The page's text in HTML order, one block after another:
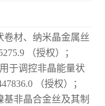
卷材、纳米晶金属丝
（授权）；
于调控非晶能量状
（授权）；
非晶合金丝及其制